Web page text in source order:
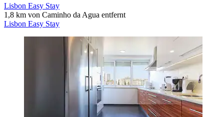
Lisbon Easy Stay
1,8 km von Caminho da Agua entfernt
Lisbon Easy Stay